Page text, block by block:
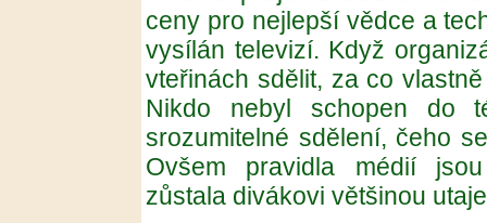
ceny pro nejlepší vědce a
vysílán televizí. Když
vteřinách sdělit, za co
Nikdo nebyl schopen do
srozumitelné sdělení, čeho
Ovšem pravidla médií
zůstala divákovi většinou